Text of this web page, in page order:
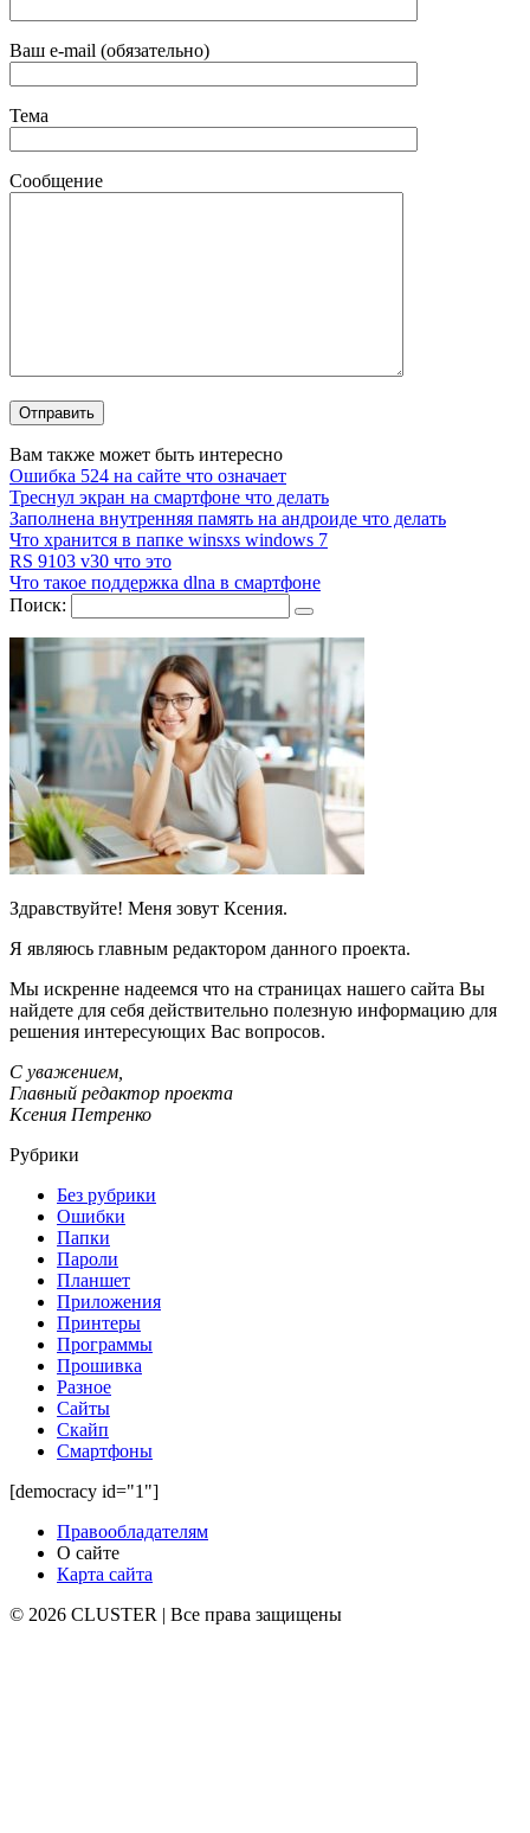
Ваш e-mail (обязательно)
Тема
Сообщение
Вам также может быть интересно
Ошибка 524 на сайте что означает
Треснул экран на смартфоне что делать
Заполнена внутренняя память на андроиде что делать
Что хранится в папке winsxs windows 7
RS 9103 v30 что это
Что такое поддержка dlna в смартфоне
Поиск:
Здравствуйте! Меня зовут Ксения.
Я являюсь главным редактором данного проекта.
Мы искренне надеемся что на страницах нашего сайта Вы
найдете для себя действительно полезную информацию для
решения интересующих Вас вопросов.
С уважением,
Главный редактор проекта
Ксения Петренко
Рубрики
Без рубрики
Ошибки
Папки
Пароли
Планшет
Приложения
Принтеры
Программы
Прошивка
Разное
Сайты
Скайп
Смартфоны
[democracy id="1"]
Правообладателям
О сайте
Карта сайта
© 2026 CLUSTER | Все права защищены